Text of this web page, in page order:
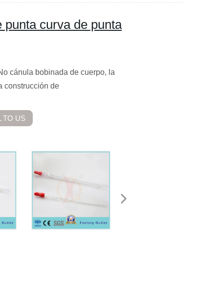
curva de punta
cánula bobinada de cuerpo, la
construcción de
TO US